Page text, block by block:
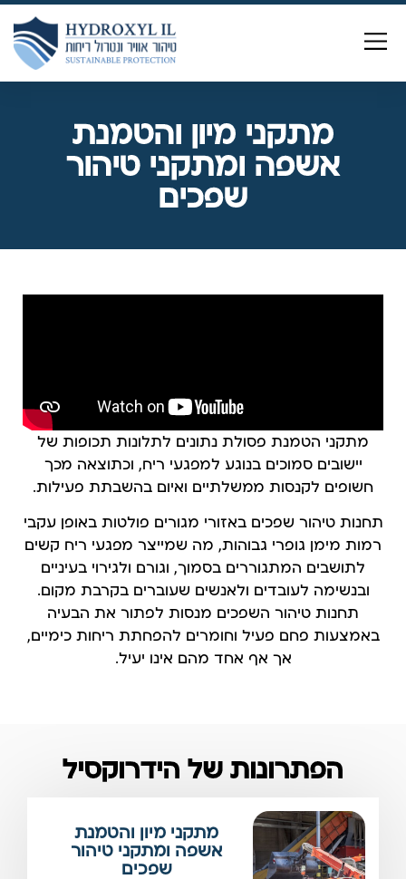
מתקני מיון והטמנת
אשפה ומתקני טיהור
שפכים
מתקני הטמנת פסולת נתונים לתלונות תכופות של
יישובים סמוכים בנוגע למפגעי ריח, וכתוצאה מכך
חשופים לקנסות ממשלתיים ואיום בהשבתת פעילות.
תחנות טיהור שפכים באזורי מגורים פולטות באופן עקבי
רמות מימן גופרי גבוהות, מה שמייצר מפגעי ריח קשים
לתושבים המתגוררים בסמוך, וגורם ולגירוי בעיניים
ובנשימה לעובדים ולאנשים שעוברים בקרבת מקום.
תחנות טיהור השפכים מנסות לפתור את הבעיה
באמצעות פחם פעיל וחומרים להפחתת ריחות כימיים,
אך אף אחד מהם אינו יעיל.
הפתרונות של הידרוקסיל
מתקני מיון והטמנת
אשפה ומתקני טיהור
שפכים